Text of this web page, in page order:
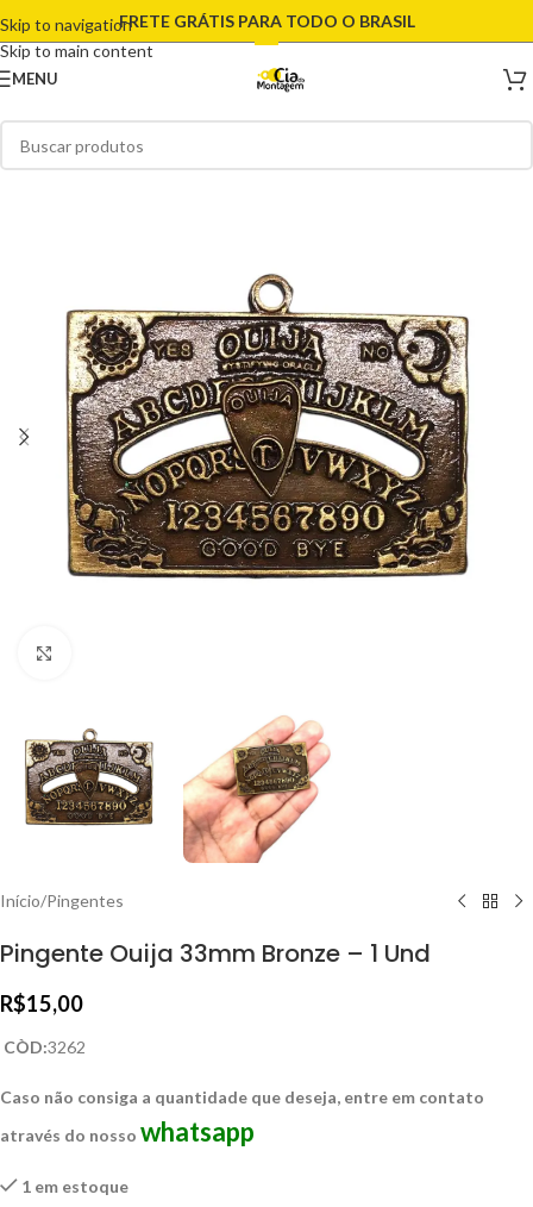
Skip to navigation
Skip to main content
FRETE GRÁTIS PARA TODO O BRASIL
MENU
Início/Pingentes
Pingente Ouija 33mm Bronze – 1 Und
R$15,00
CÒD:3262
Caso não consiga a quantidade que deseja, entre em contato
através do nosso whatsapp
1 em estoque